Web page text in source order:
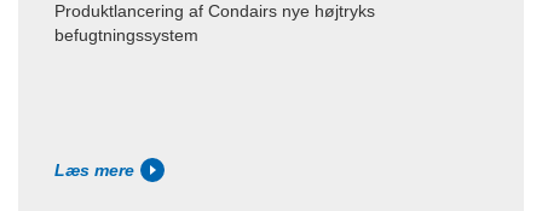
Produktlancering af Condairs nye højtryks
befugtningssystem
Læs mere